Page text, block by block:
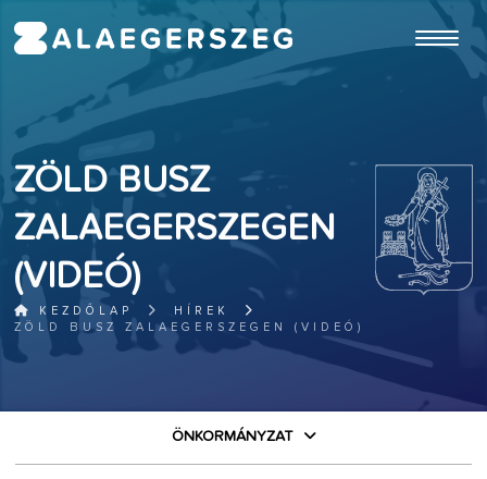
ugrás a fő tartalomhoz
ZÖLD BUSZ
ZALAEGERSZEGEN
(VIDEÓ)
KEZDŐLAP
HÍREK
ZÖLD BUSZ ZALAEGERSZEGEN (VIDEÓ)
ÖNKORMÁNYZAT